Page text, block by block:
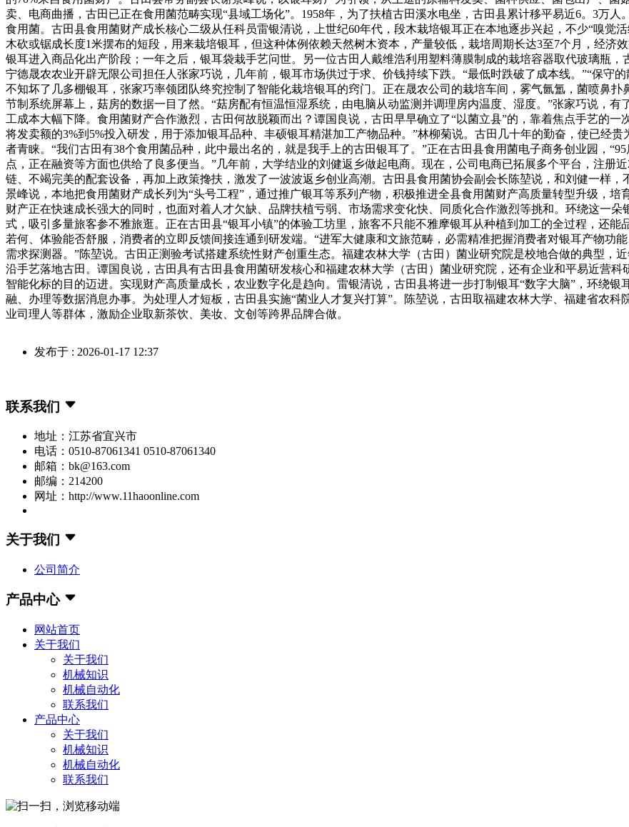
卖、电商曲播，古田已正在食用菌范畴实现“县域工场化”。1958年，为了扶植古田溪水电坐，古田县累计移平易近6。3万
食用菌。古田县食用菌财产成长核心二级从任科员雷银清说，上世纪60年代，段木栽培银耳正在本地逐步兴起，不少“嗅觉
木砍或锯成长度1米摆布的短段，用来栽培银耳，但这种体例依赖天然树木资本，产量较低，栽培周期长达3至7个月，经济
银耳进入商品化出产阶段；一年之后，银耳袋栽手艺问世。另一位古田人戴维浩利用塑料薄膜制成的栽培容器取代玻璃瓶，
宁德晟农农业开辟无限公司担任人张家巧说，几年前，银耳市场供过于求、价钱持续下跌。“最低时跌破了成本线。”“保守
不知坏了几多棚银耳，张家巧率领团队终究控制了智能化栽培银耳的窍门。正在晟农公司的栽培车间，雾气氤氲，菌喷鼻
节制系统屏幕上，菇房的数据一目了然。“菇房配有恒温恒湿系统，由电脑从动监测并调理房内温度、湿度。”张家巧说，
工成本大幅下降。食用菌财产合作激烈，古田何故脱颖而出？谭国良说，古田早早确立了“以菌立县”的，靠着焦点手艺的
将发卖额的3%到5%投入研发，用于添加银耳品种、丰硕银耳精湛加工产物品种。”林柳菊说。古田几十年的勤奋，使已经
者青睐。“我们古田有38个食用菌品种，此中最出名的，就是我手上的古田银耳了。”正在古田县食用菌电子商务创业园，
点，正在融资等方面也供给了良多便当。”几年前，大学结业的刘健返乡做起电商。现在，公司电商已拓展多个平台，注册
链、不竭完美的配套设备，再加上政策搀扶，激发了一波波返乡创业高潮。古田县食用菌协会副会长陈堃说，和刘健一样
景峰说，本地把食用菌财产成长列为“头号工程”，通过推广银耳等系列产物，积极推进全县食用菌财产高质量转型升级，
财产正在快速成长强大的同时，也面对着人才欠缺、品牌扶植亏弱、市场需求变化快、同质化合作激烈等挑和。环绕这一
式，吸引多量旅客参不雅旅逛。正在古田县“银耳小镇”的体验工坊里，旅客不只能不雅摩银耳从种植到加工的全过程，还
若何、体验能否舒服，消费者的立即反馈间接连通到研发端。“进军大健康和文旅范畴，必需精准把握消费者对银耳产物功
需求探测器。”陈堃说。古田正测验考试搭建系统性财产创重生态。福建农林大学（古田）菌业研究院是校地合做的典型，
沿手艺落地古田。谭国良说，古田具有古田县食用菌研发核心和福建农林大学（古田）菌业研究院，还有企业和平易近营科
智能化标的目的迈进。实现财产高质量成长，农业数字化是趋向。雷银清说，古田县将进一步打制银耳“数字大脑”，环绕
融、办理等数据消息办事。为处理人才短板，古田县实施“菌业人才复兴打算”。陈堃说，古田取福建农林大学、福建省农
业司理人等群体，激励企业取新茶饮、美妆、文创等跨界品牌合做。
发布于 : 2026-01-17 12:37
联系我们
地址：江苏省宜兴市
电话：0510-87061341 0510-87061340
邮箱：bk@163.com
邮编：214200
网址：http://www.11haoonline.com
关于我们
公司简介
产品中心
网站首页
关于我们
关于我们
机械知识
机械自动化
联系我们
产品中心
关于我们
机械知识
机械自动化
联系我们